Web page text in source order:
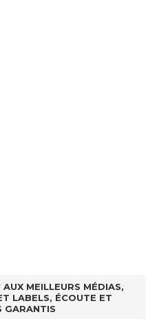
MEILLEURS MÉDIAS,
LABELS, ÉCOUTE ET
GARANTIS